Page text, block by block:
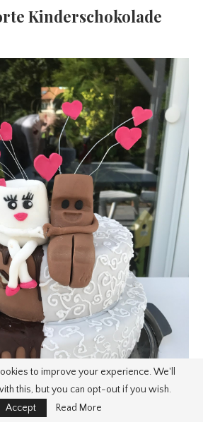
Kinderschokolade
to improve your experience. We'll
this, but you can opt-out if you wish.
Accept
Read More